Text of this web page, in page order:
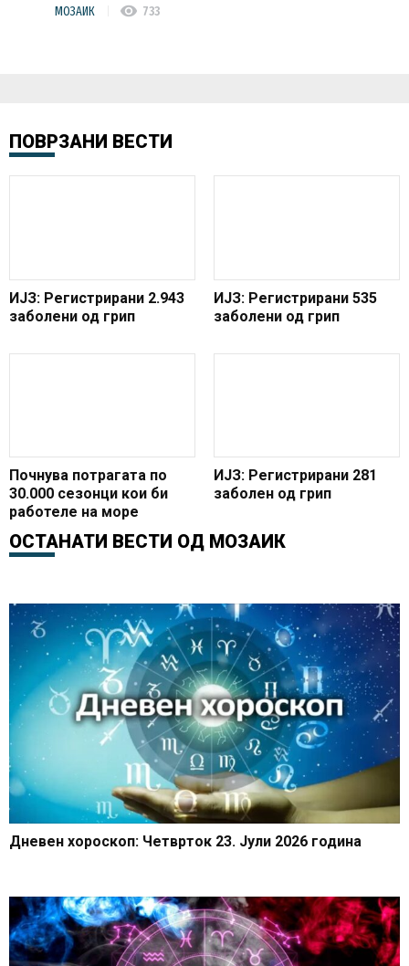
МОЗАИК visibility 733
ПОВРЗАНИ ВЕСТИ
ИЈЗ: Регистрирани 2.943
заболени од грип
ИЈЗ: Регистрирани 535
заболени од грип
Почнува потрагата по
30.000 сезонци кои би
работеле на море
ИЈЗ: Регистрирани 281
заболен од грип
ОСТАНАТИ ВЕСТИ ОД МОЗАИК
Дневен хороскоп: Четврток 23. Јули 2026 година